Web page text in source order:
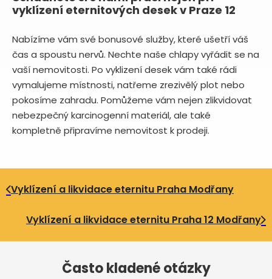
vyklízení eternitových desek v Praze 12
Nabízíme vám své bonusové služby, které ušetří váš
čas a spoustu nervů. Nechte naše chlapy vyřádit se na
vaší nemovitosti. Po vyklizení desek vám také rádi
vymalujeme místnosti, natřeme zrezivělý plot nebo
pokosíme zahradu. Pomůžeme vám nejen zlikvidovat
nebezpečný karcinogenní materiál, ale také
kompletně připravíme nemovitost k prodeji.
Vyklízení a likvidace eternitu Praha Modřany
Vyklízení a likvidace eternitu Praha 12 Modřany
Často kladené otázky